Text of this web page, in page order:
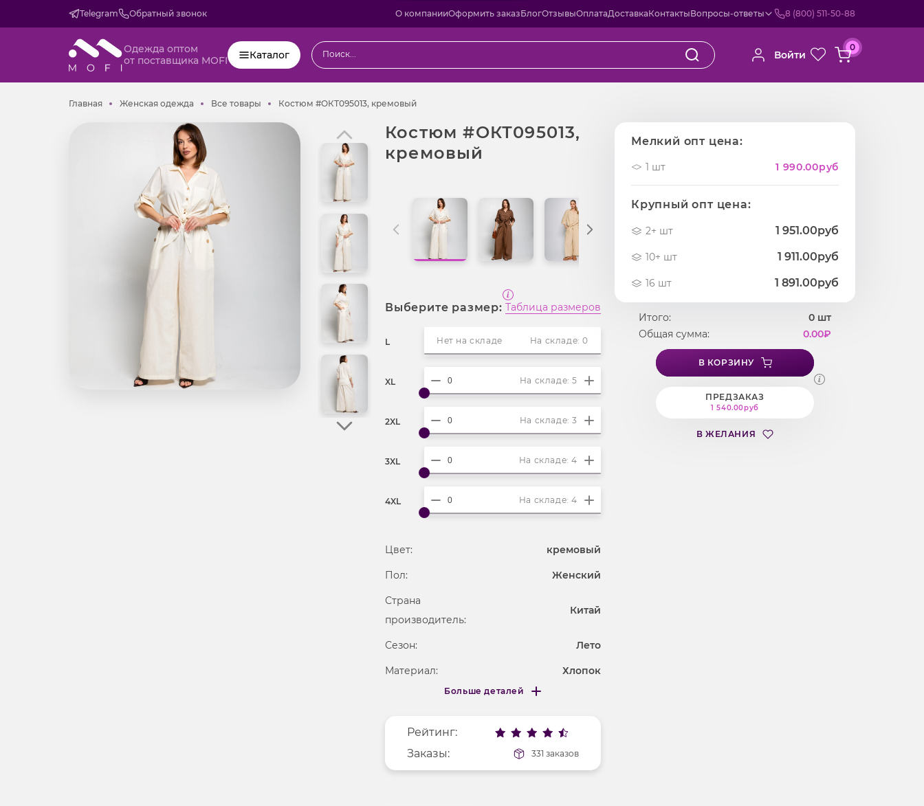
Telegram Обратный звонок О компанииОформить заказБлогОтзывыОплатаДоставкаКонтактыВопросы-ответы 8 (800) 511-50-88
Одежда оптом
от поставщика MOFI
Каталог Войти
0
ГлавнаяГлавнаяЖенская одежда Женская одежда
Все товары Все товары
Костюм #ОКТ095013, кремовыйКостюм #ОКТ095013, кремовый
Костюм #ОКТ095013,
кремовый
Выберите размер: Таблица размеров
L Нет на складе На складе: 0
XL На складе: 5
2XL На складе: 3
3XL На складе: 4
4XL На складе: 4
Цвет: кремовый
Пол: Женский
Страна
производитель:
Китай
Сезон: Лето
Материал:
Хлопок
приталенный
Фактура материала
Длина рукава 3/4
Больше деталей
Меньше деталей
Рейтинг:
Заказы:
331 заказов
Мелкий опт цена:
1 шт 1 990.00руб
Крупный опт цена:
2+ шт 1 951.00руб
10+ шт 1 911.00руб
16 шт 1 891.00руб
Итого: 0 шт
Общая сумма:
0.00₽
В КОРЗИНУ
ПРЕДЗАКАЗ
1 540.00руб
В ЖЕЛАНИЯ